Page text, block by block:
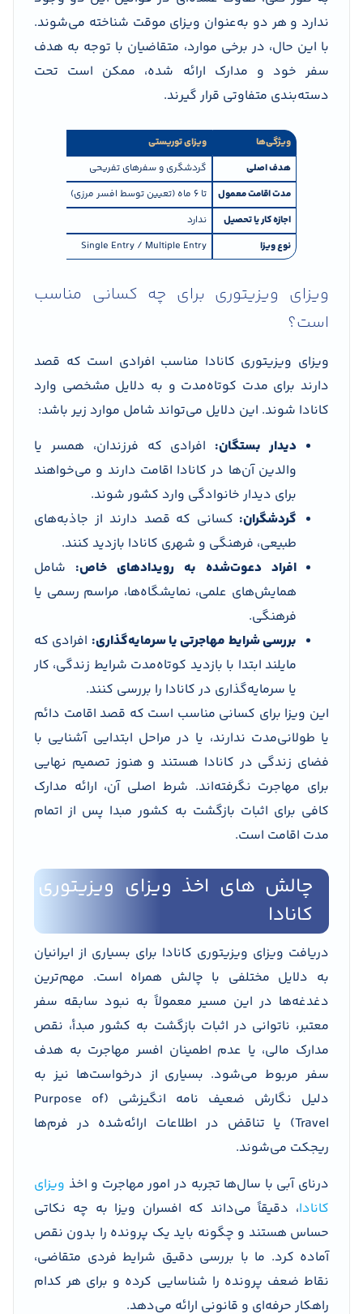
ندارد و هر دو به‌عنوان ویزای موقت شناخته می‌شوند.
با این حال، در برخی موارد، متقاضیان با توجه به هدف
سفر خود و مدارک ارائه شده، ممکن است تحت
دسته‌بندی متفاوتی قرار گیرند.
ویژگی‌ها ویزای توریستی
هدف اصلی
گردشگری و سفرهای تفریحی
مدت اقامت معمول
تا ۶ ماه (تعیین توسط افسر مرزی)
اجازه کار یا تحصیل
ندارد
نوع ویزا
Single Entry / Multiple Entry
ویزای ویزیتوری برای چه کسانی مناسب
است؟
ویزای ویزیتوری کانادا مناسب افرادی است که قصد
دارند برای مدت کوتاه‌مدت و به دلایل مشخصی وارد
کانادا شوند. این دلایل می‌تواند شامل موارد زیر باشد:
دیدار بستگان: افرادی که فرزندان، همسر یا
والدین آن‌ها در کانادا اقامت دارند و می‌خواهند
برای دیدار خانوادگی وارد کشور شوند.
گردشگران: کسانی که قصد دارند از جاذبه‌های
طبیعی، فرهنگی و شهری کانادا بازدید کنند.
افراد دعوت‌شده به رویدادهای خاص: شامل
همایش‌های علمی، نمایشگاه‌ها، مراسم رسمی یا
فرهنگی.
بررسی شرایط مهاجرتی یا سرمایه‌گذاری: افرادی که
مایلند ابتدا با بازدید کوتاه‌مدت شرایط زندگی، کار
یا سرمایه‌گذاری در کانادا را بررسی کنند.
این ویزا برای کسانی مناسب است که قصد اقامت دائم
یا طولانی‌مدت ندارند، یا در مراحل ابتدایی آشنایی با
فضای زندگی در کانادا هستند و هنوز تصمیم نهایی
برای مهاجرت نگرفته‌اند. شرط اصلی آن، ارائه مدارک
کافی برای اثبات بازگشت به کشور مبدا پس از اتمام
مدت اقامت است.
چالش های اخذ ویزای ویزیتوری
کانادا
دریافت ویزای ویزیتوری کانادا برای بسیاری از ایرانیان
به دلایل مختلفی با چالش همراه است. مهم‌ترین
دغدغه‌ها در این مسیر معمولاً به نبود سابقه سفر
معتبر، ناتوانی در اثبات بازگشت به کشور مبدأ، نقص
مدارک مالی، یا عدم اطمینان افسر مهاجرت به هدف
سفر مربوط می‌شود. بسیاری از درخواست‌ها نیز به
دلیل نگارش ضعیف نامه انگیزشی (Purpose of
Travel) یا تناقض در اطلاعات ارائه‌شده در فرم‌ها
ریجکت می‌شوند.
درنای آبی با سال‌ها تجربه در امور مهاجرت و اخذ ویزای
کانادا، دقیقاً می‌داند که افسران ویزا به چه نکاتی
حساس هستند و چگونه باید یک پرونده را بدون نقص
آماده کرد. ما با بررسی دقیق شرایط فردی متقاضی،
نقاط ضعف پرونده را شناسایی کرده و برای هر کدام
راهکار حرفه‌ای و قانونی ارائه می‌دهد.